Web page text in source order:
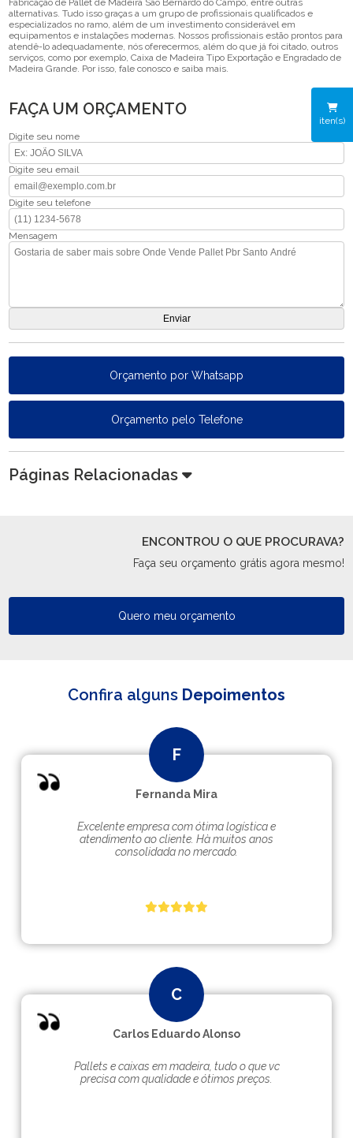
iten(s)
Fabricação de Pallet de Madeira São Bernardo do Campo, entre outras
alternativas. Tudo isso graças a um grupo de profissionais qualificados e
especializados no ramo, além de um investimento considerável em
equipamentos e instalações modernas. Nossos profissionais estão prontos para
atendê-lo adequadamente, nós oferecermos, além do que já foi citado, outros
serviços, como por exemplo, Caixa de Madeira Tipo Exportação e Engradado de
Madeira Grande. Por isso, fale conosco e saiba mais.
FAÇA UM ORÇAMENTO
Digite seu nome
Digite seu email
Digite seu telefone
Mensagem
Orçamento por Whatsapp
Orçamento pelo Telefone
Páginas Relacionadas
ENCONTROU O QUE PROCURAVA?
Faça seu orçamento grátis agora mesmo!
Quero meu orçamento
Confira alguns Depoimentos
Fernanda Mira
Excelente empresa com ótima logística e
atendimento ao cliente. Hà muitos anos
consolidada no mercado.
Carlos Eduardo Alonso
Pallets e caixas em madeira, tudo o que vc
precisa com qualidade e ótimos preços.